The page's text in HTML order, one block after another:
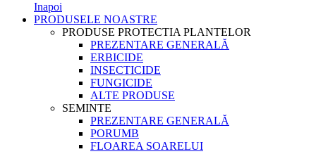
Inapoi
PRODUSELE NOASTRE
PRODUSE PROTECTIA PLANTELOR
PREZENTARE GENERALĂ
ERBICIDE
INSECTICIDE
FUNGICIDE
ALTE PRODUSE
SEMINTE
PREZENTARE GENERALĂ
PORUMB
FLOAREA SOARELUI